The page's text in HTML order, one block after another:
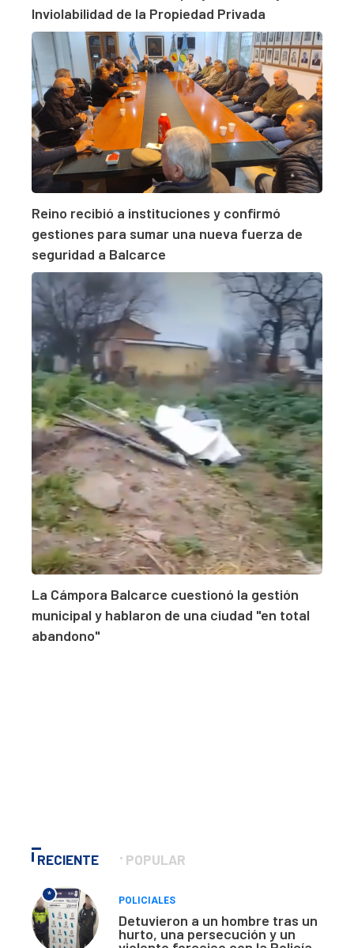
Inviolabilidad de la Propiedad Privada
Reino recibió a instituciones y confirmó
gestiones para sumar una nueva fuerza de
seguridad a Balcarce
La Cámpora Balcarce cuestionó la gestión
municipal y hablaron de una ciudad "en total
abandono"
RECIENTE POPULAR
*
POLICIALES
Detuvieron a un hombre tras un
hurto, una persecución y un